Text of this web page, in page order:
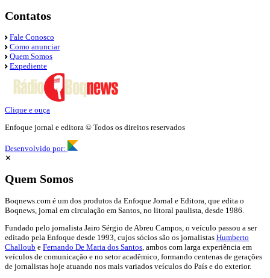
Contatos
Fale Conosco
Como anunciar
Quem Somos
Expediente
Clique e ouça
Enfoque jornal e editora © Todos os direitos reservados
Desenvolvido por:
✕
Quem Somos
Boqnews.com é um dos produtos da Enfoque Jornal e Editora, que edita o
Boqnews, jornal em circulação em Santos, no litoral paulista, desde 1986.
Fundado pelo jornalista Jairo Sérgio de Abreu Campos, o veículo passou a ser
editado pela Enfoque desde 1993, cujos sócios são os jornalistas Humberto
Challoub e Fernando De Maria dos Santos , ambos com larga experiência em
veículos de comunicação e no setor acadêmico, formando centenas de gerações
de jornalistas hoje atuando nos mais variados veículos do País e do exterior.